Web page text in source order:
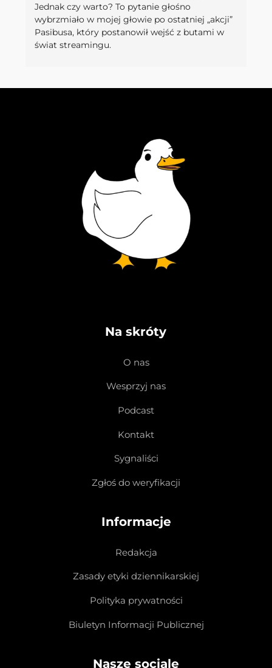
Jednak czy warto? To pytanie głośno
wybrzmiało w mojej głowie po ostatniej „akcji”
Pasibusa, który postanowił wejść z butami w
świat streamingu.
Na skróty
O nas
Wesprzyj nas
Podcast
Kontakt
Sygnaliści
Zgłoś do weryfikacji
Informacje
Redakcja
Zasady etyki dziennikarskiej
Polityka prywatności
Biuletyn Informacji Publicznej
Nasze sociale